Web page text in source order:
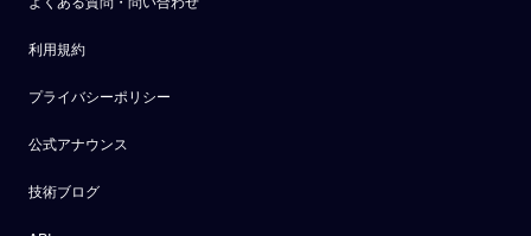
利用規約
プライバシーポリシー
公式アナウンス
技術ブログ